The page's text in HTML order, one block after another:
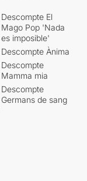
Descompte El
Mago Pop 'Nada
es imposible'
Descompte Ànima
Descompte
Mamma mia
Descompte
Germans de sang